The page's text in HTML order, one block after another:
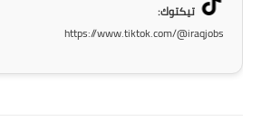
تيكتوك:
https://www.tiktok.com/@iraqjobs